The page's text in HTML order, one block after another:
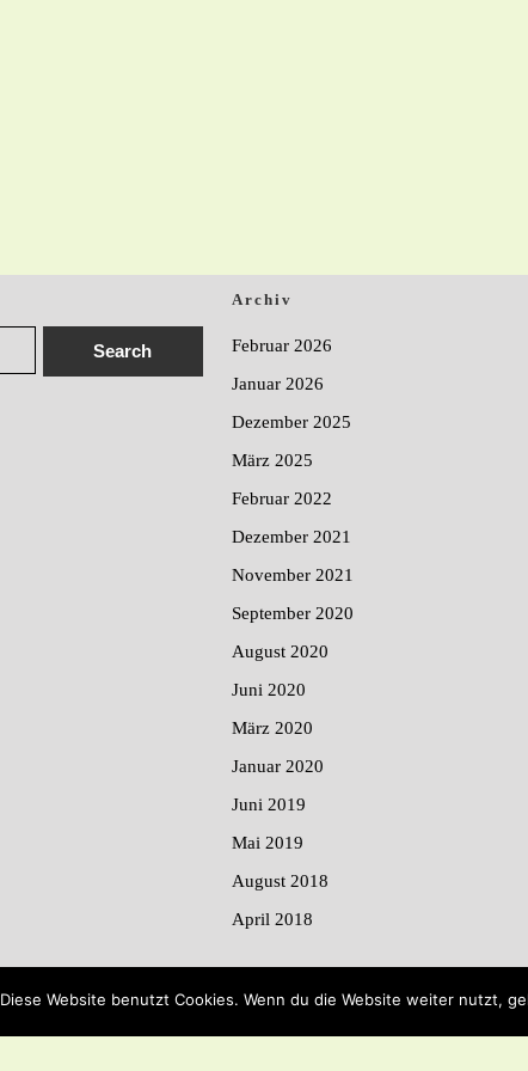
Archiv
Februar 2026
Januar 2026
Dezember 2025
März 2025
Februar 2022
Dezember 2021
November 2021
September 2020
August 2020
Juni 2020
März 2020
Januar 2020
Juni 2019
Mai 2019
August 2018
April 2018
Diese Website benutzt Cookies. Wenn du die Website weiter nutzt,